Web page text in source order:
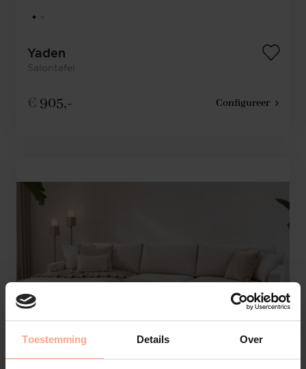
Toestemming Details Over
Yaden
Salontafel
€ 905,- Configureer